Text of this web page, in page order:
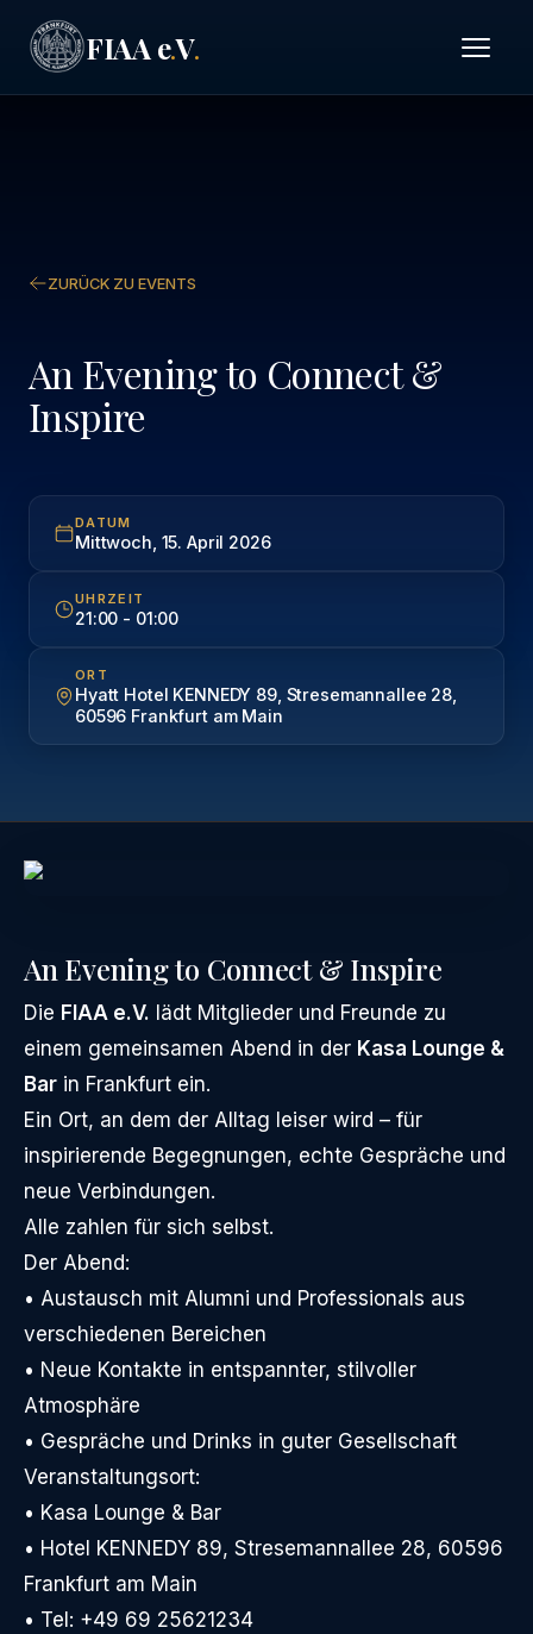
FIAA e.V.
ZURÜCK ZU EVENTS
An Evening to Connect &
Inspire
DATUM
Mittwoch, 15. April 2026
UHRZEIT
21:00 - 01:00
ORT
Hyatt Hotel KENNEDY 89, Stresemannallee 28,
60596 Frankfurt am Main
An Evening to Connect & Inspire
Die FIAA e.V. lädt Mitglieder und Freunde zu
einem gemeinsamen Abend in der Kasa Lounge &
Bar in Frankfurt ein.
Ein Ort, an dem der Alltag leiser wird – für
inspirierende Begegnungen, echte Gespräche und
neue Verbindungen.
Alle zahlen für sich selbst.
Der Abend:
• Austausch mit Alumni und Professionals aus
verschiedenen Bereichen
• Neue Kontakte in entspannter, stilvoller
Atmosphäre
• Gespräche und Drinks in guter Gesellschaft
Veranstaltungsort:
• Kasa Lounge & Bar
• Hotel KENNEDY 89, Stresemannallee 28, 60596
Frankfurt am Main
• Tel: +49 69 25621234